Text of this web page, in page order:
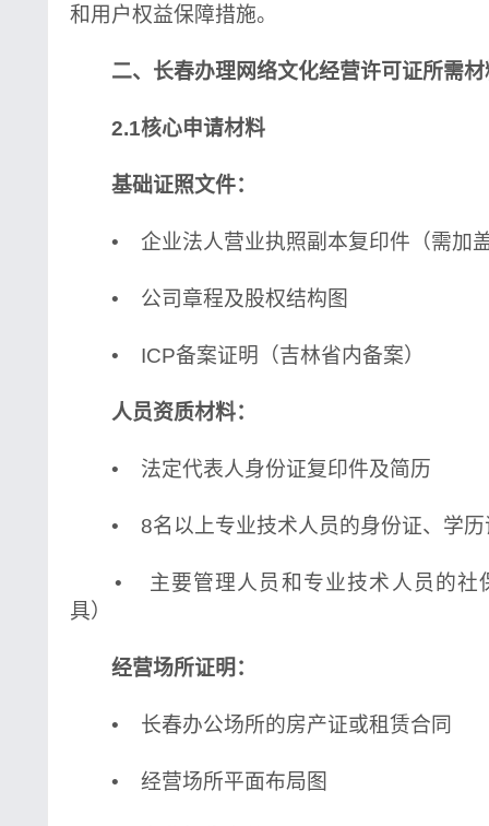
和用户权益保障措施。
二、长春办理网络文化经营许可证所需材
2.1核心申请材料
基础证照文件：
• 企业法人营业执照副本复印件（需加
• 公司章程及股权结构图
• ICP备案证明（吉林省内备案）
人员资质材料：
• 法定代表人身份证复印件及简历
• 8名以上专业技术人员的身份证、学历
• 主要管理人员和专业技术人员的社
具）
经营场所证明：
• 长春办公场所的房产证或租赁合同
• 经营场所平面布局图